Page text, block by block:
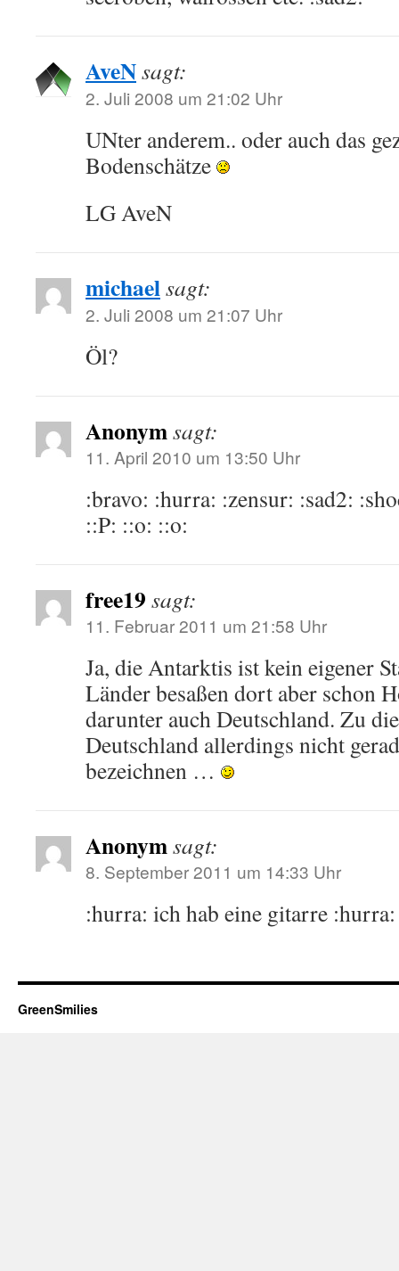
AveNsagt:
2. Juli 2008 um 21:02 Uhr
UNter anderem.. oder auch das
Bodenschätze
LG AveN
michaelsagt:
2. Juli 2008 um 21:07 Uhr
Öl?
Anonymsagt:
11. April 2010 um 13:50 Uhr
:bravo: :hurra: :zensur: :sad2:
::P: ::o: ::o:
free19 sagt:
11. Februar 2011 um 21:58 Uhr
Ja, die Antarktis ist kein eigener
Länder besaßen dort aber schon
darunter auch Deutschland. Zu
Deutschland allerdings nicht
bezeichnen …
Anonymsagt:
8. September 2011 um 14:33 Uhr
:hurra: ich hab eine gitarre :hurra:
GreenSmilies